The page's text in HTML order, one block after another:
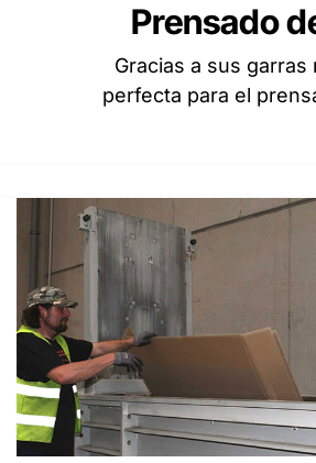
Prensado
Gracias a sus
perfecta para el